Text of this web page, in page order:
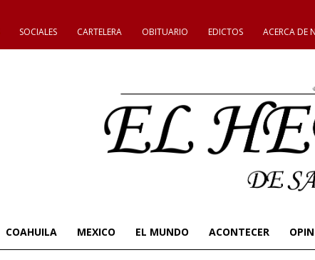
SOCIALES CARTELERA OBITUARIO EDICTOS ACERCA DE
COAHUILA MEXICO EL MUNDO ACONTECER